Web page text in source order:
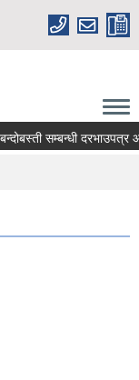
सम्बन्धी दरभाउपत्र